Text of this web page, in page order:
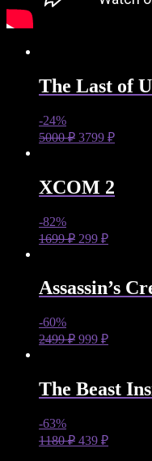
The Last of
-24%
5000₽ 3799 ₽
XCOM 2
-82%
1699₽ 299 ₽
Assassin’s
-60%
2499₽ 999 ₽
The Beast
-63%
1180₽ 439 ₽